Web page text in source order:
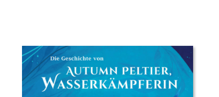
Buchautor*in:
Illustrator*in:Bridget George
Übersetzer*in:Dayan Kodua
Verlag: Gratitude Verlag